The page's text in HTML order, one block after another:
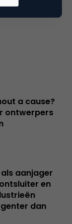
te
a cause?
ontwerpers
aanjager
en
dan